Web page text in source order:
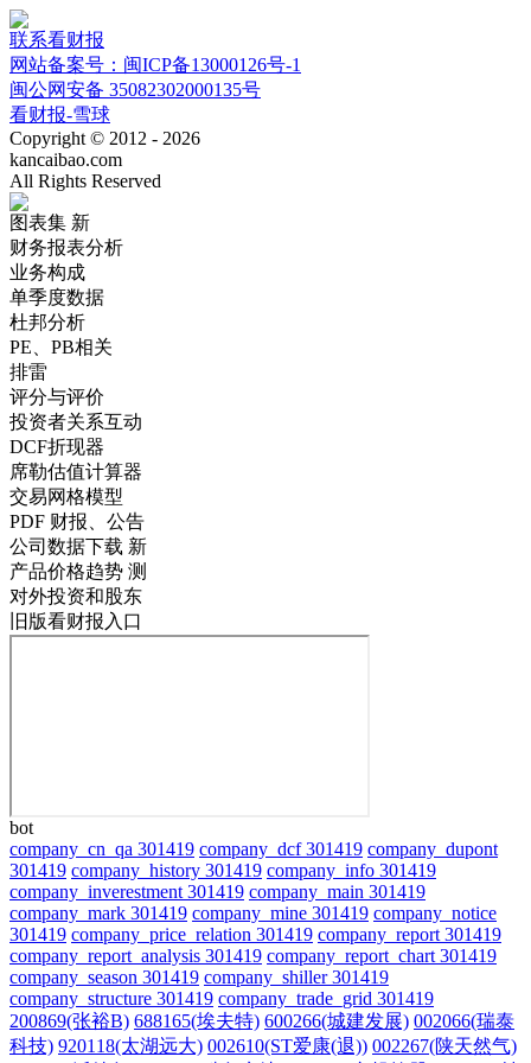
联系看财报
网站备案号：闽ICP备13000126号-1
闽公网安备 35082302000135号
看财报-雪球
Copyright © 2012 - 2026
kancaibao.com
All Rights Reserved
图表集 新
财务报表分析
业务构成
单季度数据
杜邦分析
PE、PB相关
排雷
评分与评价
投资者关系互动
DCF折现器
席勒估值计算器
交易网格模型
PDF 财报、公告
公司数据下载 新
产品价格趋势 测
对外投资和股东
旧版看财报入口
bot
company_cn_qa 301419 company_dcf 301419 company_dupont
301419 company_history 301419 company_info 301419
company_inverestment 301419 company_main 301419
company_mark 301419 company_mine 301419 company_notice
301419 company_price_relation 301419 company_report 301419
company_report_analysis 301419 company_report_chart 301419
company_season 301419 company_shiller 301419
company_structure 301419 company_trade_grid 301419
200869(张裕B) 688165(埃夫特) 600266(城建发展) 002066(瑞泰
科技) 920118(太湖远大) 002610(ST爱康(退)) 002267(陕天然气)